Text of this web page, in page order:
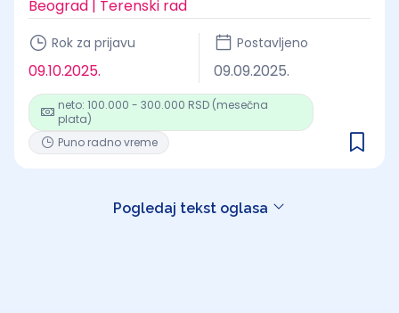
Beograd | Terenski rad
Rok za prijavu
09.10.2025.
Postavljeno
09.09.2025.
neto: 100.000 - 300.000 RSD (mesečna
plata)
Puno radno vreme
Pogledaj tekst oglasa